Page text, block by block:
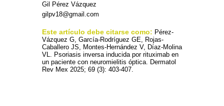
Gil Pérez Vázquez
gilpv18@gmail.com
Este artículo debe citarse como: Pérez-
Vázquez G, García-Rodríguez GE, Rojas-
Caballero JS, Montes-Hernández V, Díaz-Molina
VL. Psoriasis inversa inducida por rituximab en
un paciente con neuromielitis óptica. Dermatol
Rev Mex 2025; 69 (3): 403-407.